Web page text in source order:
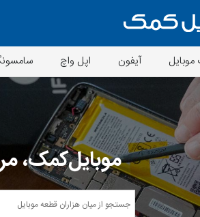
آیفون اپل واچ
موبایل‌کمک،